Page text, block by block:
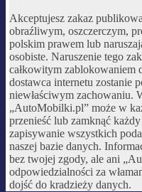
Akceptujesz zakaz
obraźliwym, oszczerczym,
polskim prawem lub
osobiste. Naruszenie tego
całkowitym zablokowaniem
dostawca internetu zostanie
niewłaściwym zachowaniu.
„AutoMobilki.pl” może w
przenieść lub zamknąć
zapisywanie wszystkich
naszej bazie danych.
bez twojej zgody, ale ani
odpowiedzialności za
dojść do kradzieży danych.